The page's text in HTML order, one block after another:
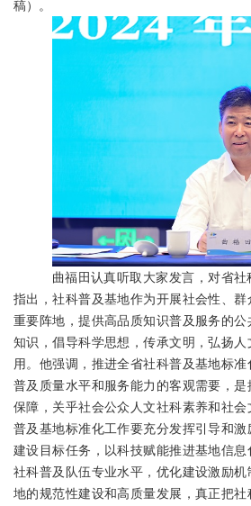
稿）。
曲福田认真听取大家发言，对省
指出，社科普及基地作为开展社会性、
重要阵地，提供高品质知识普及服务的
知识，倡导科学思想，传承文明，弘扬
用。他强调，推进全省社科普及基地标
普及质量水平和服务能力的客观需要，
保障，关乎社会公众人文社科素养和社
普及基地标准化工作要充分发挥引导和
建设目标任务，以科技赋能推进基地信
社科普及队伍专业水平，优化建设激励
地的规范性建设和高质量发展，真正把